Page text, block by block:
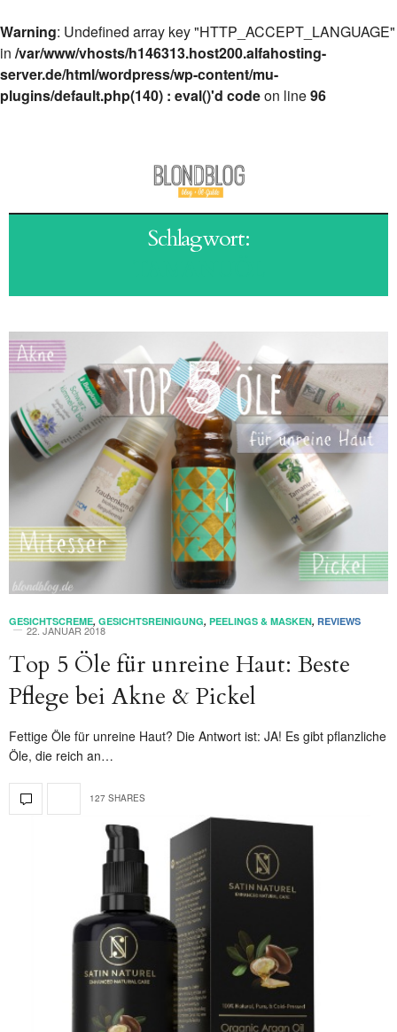
Warning: Undefined array key "HTTP_ACCEPT_LANGUAGE"
in /var/www/vhosts/h146313.host200.alfahosting-
server.de/html/wordpress/wp-content/mu-
plugins/default.php(140) : eval()'d codeon line96
Schlagwort:
GESICHTSCREME, GESICHTSREINIGUNG, PEELINGS & MASKEN, REVIEWS
22. JANUAR 2018
Top 5 Öle für unreine Haut: Beste
Pflege bei Akne & Pickel
Fettige Öle für unreine Haut? Die Antwort ist: JA! Es gibt pflanzliche
Öle, die reich an…
127 SHARES